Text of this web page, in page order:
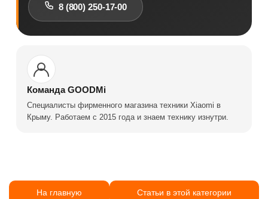
8 (800) 250-17-00
Команда GOODMi
Специалисты фирменного магазина техники Xiaomi в
Крыму. Работаем с 2015 года и знаем технику изнутри.
На главную Статьи в этой категории